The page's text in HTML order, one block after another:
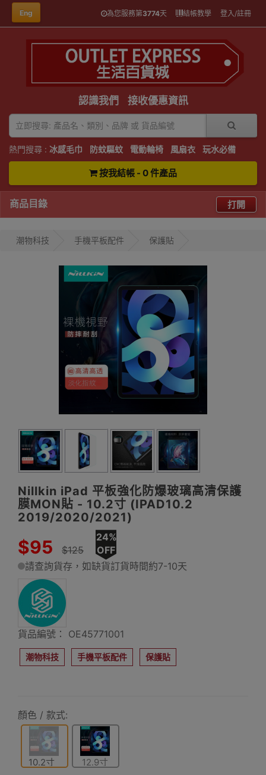
Eng 為您服務第3774天 結帳教學 登入/註冊
認識我們 接收優惠資訊
熱門搜尋 : 冰感毛巾 防蚊驅蚊 電動輪椅 風扇衣 玩水必備
按我結帳 - 0 件產品
商品目錄 打開
潮物科技 手機平板配件 保護貼
Nillkin iPad 平板強化防爆玻璃高清保護
膜MON貼 - 10.2寸 (IPAD10.2
2019/2020/2021)
$95 $125
24%
OFF
請查詢貨存，如缺貨訂貨時間約7-10天
貨品編號： OE45771001
潮物科技 手機平板配件 保護貼
顏色 / 款式:
10.2寸 12.9寸